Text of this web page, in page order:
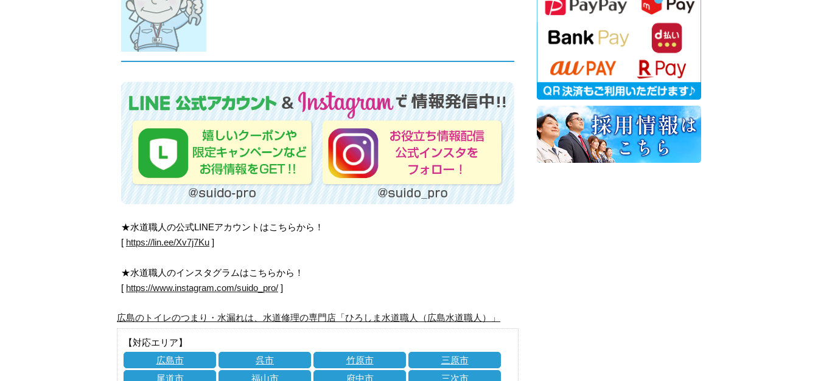
★水道職人の公式LINEアカウントはこちらから！
[ https://lin.ee/Xv7j7Ku ]
★水道職人のインスタグラムはこちらから！
[ https://www.instagram.com/suido_pro/ ]
広島のトイレのつまり・水漏れは、水道修理の専門店「ひろしま水道職人（広島水道職人）」
【対応エリア】
広島市
呉市 竹原市
三原市
尾道市
福山市 府中市
三次市